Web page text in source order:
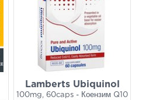
Lamberts Ubiquinol
100mg, 60caps - Коензим Q10